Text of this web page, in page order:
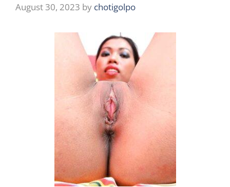
August 30, 2023 by chotigolpo